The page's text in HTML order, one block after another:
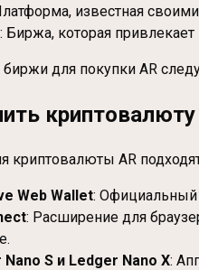
известная
: Биржа, которая
для покупки AR
криптовалюту
криптовалюты AR
Web Wallet: Официальный
: Расширение для
S и Ledger Nano X: